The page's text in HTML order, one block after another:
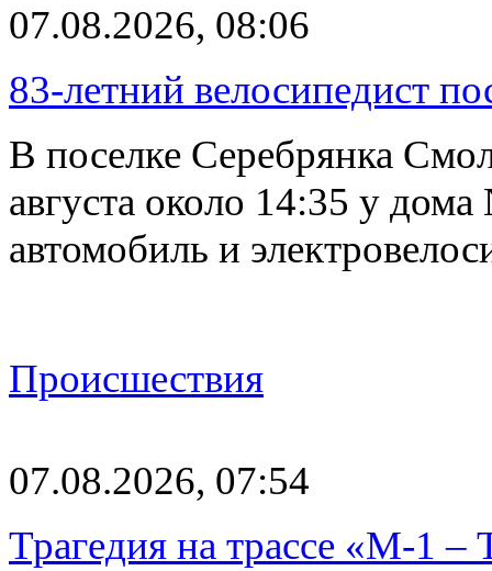
07.08.2026, 08:06
83-летний велосипедист
В поселке Серебрянка
августа около 14:35 у
автомобиль и
Происшествия
07.08.2026, 07:54
Трагедия на трассе «М-1 –